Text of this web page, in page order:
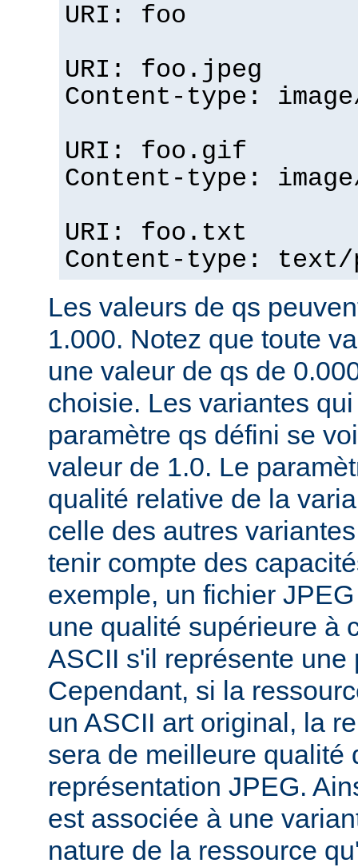
URI: foo
URI: foo.jpeg
Content-type:
URI: foo.gif
Content-type:
URI: foo.txt
Content-type:
Les valeurs de qs
1.000. Notez que toute
une valeur de qs de
choisie. Les variantes
paramètre qs défini se
valeur de 1.0. Le
qualité relative de la
celle des autres
tenir compte des
exemple, un fichier
une qualité supérieure à
ASCII s'il représente une
Cependant, si la
un ASCII art original, la
sera de meilleure qualité
représentation JPEG.
est associée à une
nature de la ressource